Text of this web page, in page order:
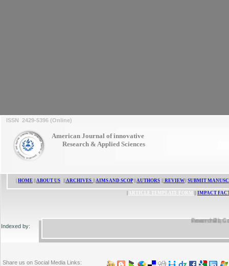
Share us on Social Media Links:
ResearchBib,
American Journal of innovative
Research & Applied Sciences
Indexed by:
ISSN 2429-5396 (Online)
HOME ABOUT US ARCHIVES AIMS AND SCOP|| AUTHORS REVIEW SUBMIT
ARTICLE TEMPLATE FORM IMPACT